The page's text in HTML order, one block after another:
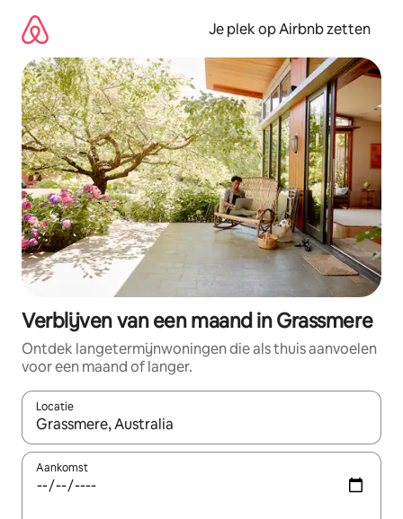
direct
naar
inhoud
Je plek op Airbnb zetten
Verblijven van een maand in Grassmere
Ontdek langetermijnwoningen die als thuis aanvoelen
voor een maand of langer.
Locatie
Wanneer er resultaten beschikbaar zijn, maak je een keuze
Aankomst